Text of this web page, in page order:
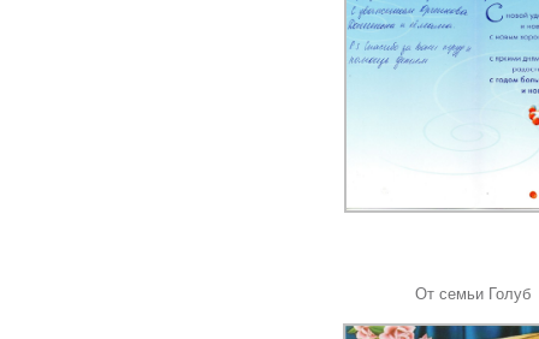
От семьи Голуб